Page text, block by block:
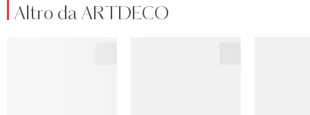
Altro da ARTDECO